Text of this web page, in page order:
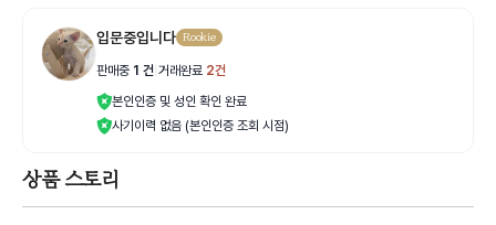
입문중입니다 Rookie
판매중 1 건 거래완료 2건
본인인증 및 성인 확인 완료
사기이력 없음 (본인인증 조회 시점)
상품 스토리